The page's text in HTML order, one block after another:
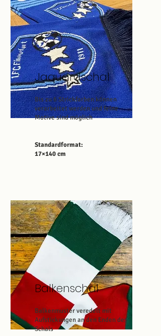
Jaquardschal
Bis zu 6 Strickfarben können
verarbeitet werden und feine
Motive sind möglich
Standardformat:
17×140 cm
Balkenschal
Balkenmuster veredelt mit
Aufstickungen an den Enden des
Schals